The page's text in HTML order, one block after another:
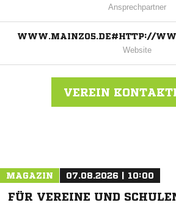
Ansprechpartner
WWW.MAINZ05.DE#HTTP://
Website
VEREIN
MAGAZIN 07.08.2026 | 10:00
FÜR VEREINE UND